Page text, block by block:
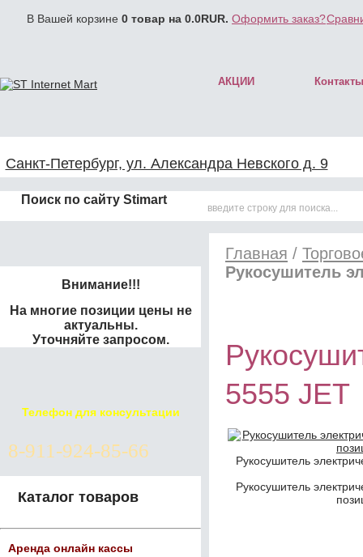
В Вашей корзине 0 товар на 0.0RUR. Оформить заказ?
АКЦИИ Контакты
Санкт-Петербург, ул. Александра Невского д. 9
Поиск по сайту Stimart
Внимание!!!
На многие позиции цены не
актуальны.
Уточняйте запросом.
Телефон для консультации
8-911-924-85-66
Каталог товаров
Аренда онлайн кассы
Главная /
Рукосушитель
5555 JET
Рукосушитель
Рукосушитель